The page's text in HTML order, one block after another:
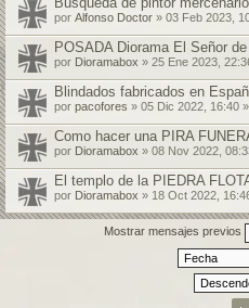
por Alfonso Doctor » 03 Feb 2023,
POSADA Diorama El Señor
por Dioramabox » 25 Ene 2023,
Blindados fabricados en
por pacofores » 05 Dic 2022, 16:40
Como hacer una PIRA
por Dioramabox » 08 Nov 2022,
El templo de la PIEDRA
por Dioramabox » 18 Oct 2022,
Mostrar mensajes previos